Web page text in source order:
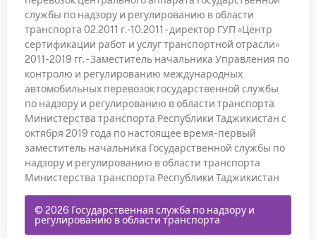
службы по надзору и регулированию в области
транспорта 02.2011 г.-10.2011 - директор ГУП «Центр
сертификации работ и услуг транспортной отрасли»
2011-2019 гг. - Заместитель начальника Управления по
контролю и регулированию международных
автомобильных перевозок государственной службы
по надзору и регулированию в области транспорта
Министерства транспорта Республики Таджикистан с
октября 2019 года по настоящее время-первый
заместитель начальника Государственной службы по
надзору и регулированию в области транспорта
Министерства транспорта Республики Таджикистан
© 2026 Государственная служба по надзору и
регулированию в области транспорта